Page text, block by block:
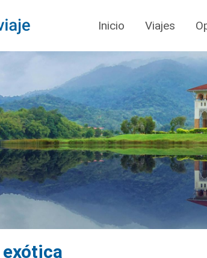
Inicio Viajes